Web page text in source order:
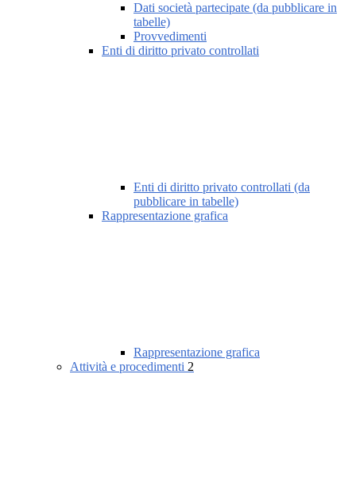
Dati società partecipate (da pubblicare in
tabelle)
Provvedimenti
Enti di diritto privato controllati
Enti di diritto privato controllati (da
pubblicare in tabelle)
Rappresentazione grafica
Rappresentazione grafica
Attività e procedimenti 2